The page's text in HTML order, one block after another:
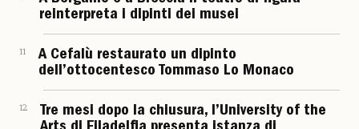
reinterpreta i dipinti dei musei
11
A Cefalù restaurato un dipinto
dell’ottocentesco Tommaso Lo Monaco
12
Tre mesi dopo la chiusura, l’University of the